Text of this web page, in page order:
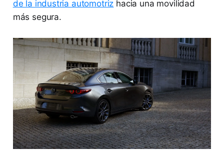
de la industria automotriz hacia una movilidad
más segura.